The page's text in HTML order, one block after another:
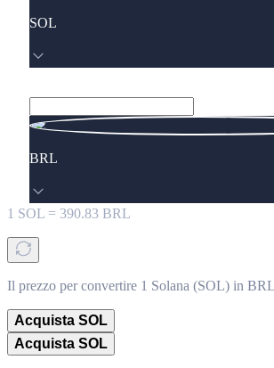
SOL
BRL
1 SOL = 390.83 BRL
Il prezzo per convertire 1 Solana (SOL) in
Acquista SOL
Acquista SOL